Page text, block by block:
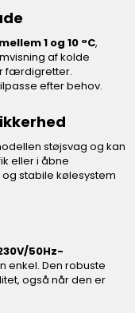
1 og 10 °C,
af kolde
færdigretter.
efter behov.
støjsvag og kan
eller i åbne
stabile kølesystem
50Hz-
enkel. Den robuste
også når den er